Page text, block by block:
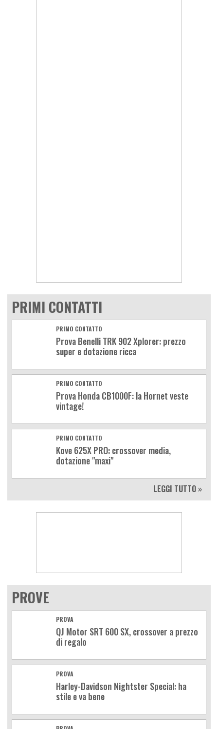
PRIMI CONTATTI
PRIMO CONTATTO
Prova Benelli TRK 902 Xplorer: prezzo
super e dotazione ricca
PRIMO CONTATTO
Prova Honda CB1000F: la Hornet veste
vintage!
PRIMO CONTATTO
Kove 625X PRO: crossover media,
dotazione "maxi"
LEGGI TUTTO »
PROVE
PROVA
QJ Motor SRT 600 SX, crossover a prezzo
di regalo
PROVA
Harley-Davidson Nightster Special: ha
stile e va bene